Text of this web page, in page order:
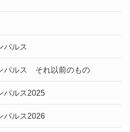
パルス
パルス それ以前のもの
パルス2025
パルス2026